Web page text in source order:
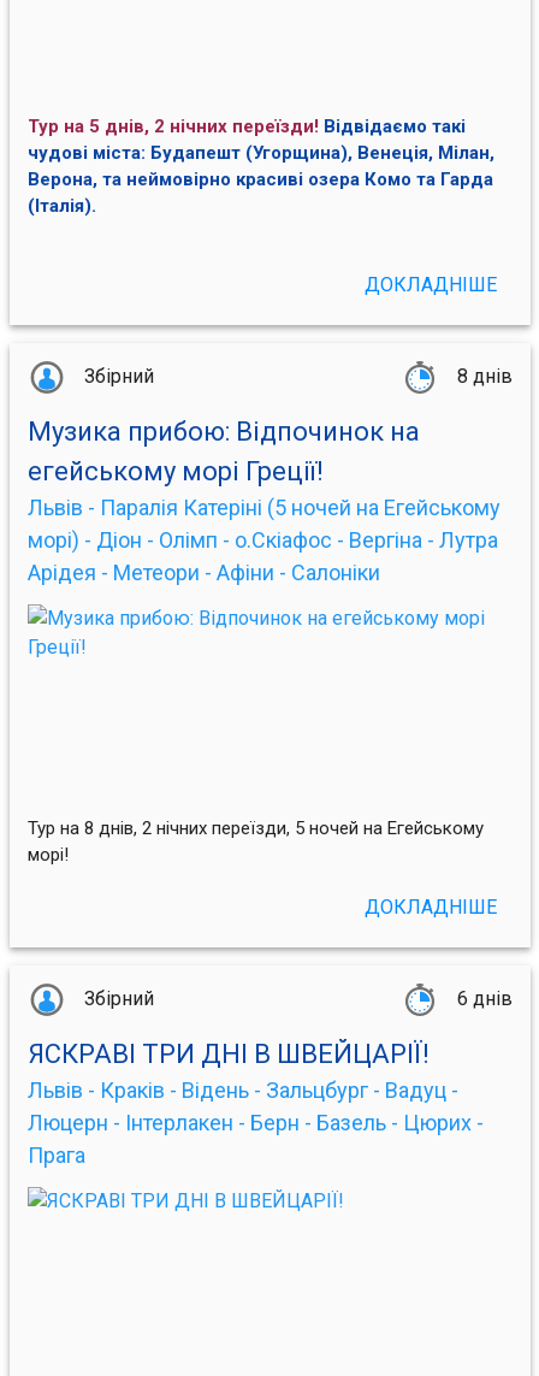
Тур на 5 днів, 2 нічних переїзди!Відвідаємо такі
чудові міста: Будапешт (Угорщина), Венеція, Мілан,
Верона, та неймовірно красиві озера Комо та Гарда
(Італія).
ДОКЛАДНІШЕ
Збірний 8 днів
Музика прибою: Відпочинок на
егейському морі Греції!
Львів - Паралія Катеріні (5 ночей на Егейському
морі) - Діон - Олімп - о.Скіафос - Вергіна - Лутра
Арідея - Метеори - Афіни - Салоніки
Тур на 8 днів, 2 нічних переїзди, 5 ночей на Егейському
морі!
ДОКЛАДНІШЕ
Збірний 6 днів
ЯСКРАВІ ТРИ ДНІ В ШВЕЙЦАРІЇ!
Львів - Краків - Відень - Зальцбург - Вадуц -
Люцерн - Інтерлакен - Берн - Базель - Цюрих -
Прага